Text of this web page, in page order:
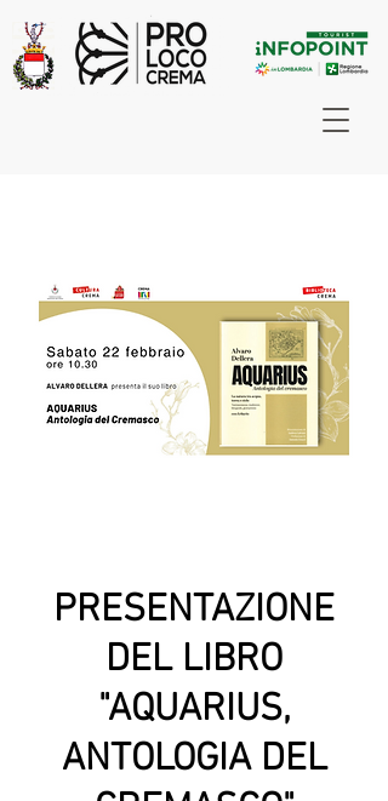
PRESENTAZIONE
DEL LIBRO
"AQUARIUS,
ANTOLOGIA DEL